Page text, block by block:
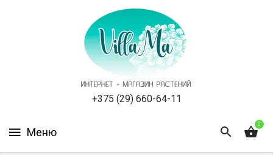
+375 (29) 660-64-11
0
НОВОСТИ,
АКЦИИ